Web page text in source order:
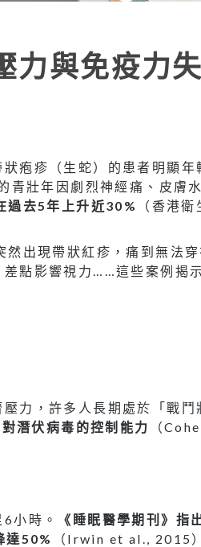
力與免疫力
疱疹（生蛇）的患者明顯年
壯年因劇烈神經痛、皮膚
過去5年上升近30%
（香港
出現帶狀紅疹，痛到無法
點影響視力……這些案例揭
力，許多人長期處於「戰鬥
潛伏病毒的控制能力
（
小時。
《睡眠醫學期刊》指
達50%
（Irwin et al., 2015